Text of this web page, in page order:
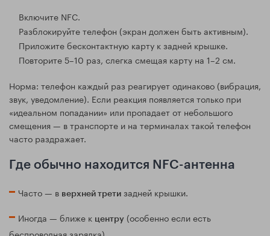
Включите NFC.
Разблокируйте телефон (экран должен быть активным).
Приложите бесконтактную карту к задней крышке.
Повторите 5–10 раз, слегка смещая карту на 1–2 см.
Норма: телефон каждый раз реагирует одинаково (вибрация,
звук, уведомление). Если реакция появляется только при
«идеальном попадании» или пропадает от небольшого
смещения — в транспорте и на терминалах такой телефон
часто раздражает.
Где обычно находится NFC-антенна
Часто — в верхней трети задней крышки.
Иногда — ближе к центру (особенно если есть